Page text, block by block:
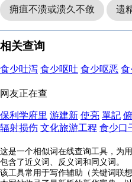
痈疽不溃或溃久不敛 遗
相关查询
食少吐泻 食少呕吐 食少呕恶 食
网友正在查
保利学府里 游建新 使亮 單記
辐射损伤 文化旅游工程 食少口
这是一个相似词在线查询工具，为
包含了近义词、反义词和同义词。
该工具常用于写作辅助（关键词联